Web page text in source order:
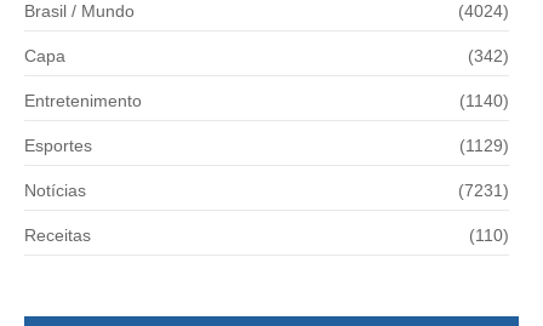
Brasil / Mundo (4024)
Capa (342)
Entretenimento (1140)
Esportes (1129)
Notícias (7231)
Receitas (110)